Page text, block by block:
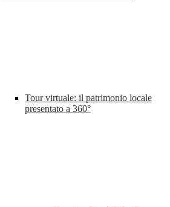
Tour virtuale: il patrimonio locale
presentato a 360°